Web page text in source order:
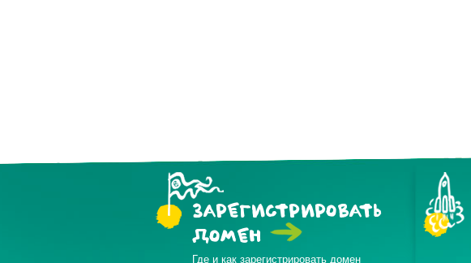
ЗАРЕГИСТРИРОВАТЬ
ДОМЕН
Где и как зарегистрировать домен